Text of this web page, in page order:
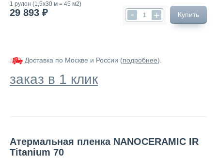
1 рулон (1,5х30 м = 45 м2)
29 893 ₽ - + Купить
Доставка по Москве и России (подробнее).
заказ в 1 клик
Атермальная пленка NANOCERAMIC IR
Titanium 70